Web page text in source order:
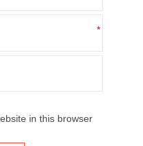
*
in this browser